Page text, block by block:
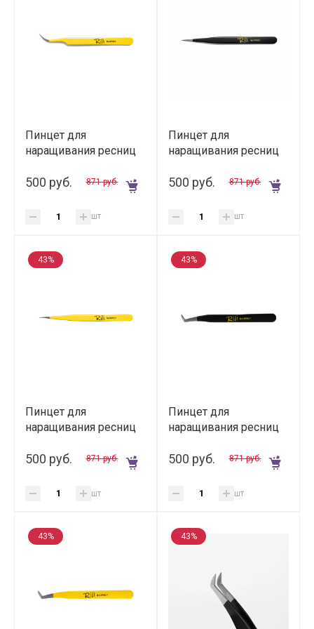
Пинцет для
наращивания ресниц
Line)
500 руб. 871 руб.
шт
Пинцет для
наращивания ресниц
500 руб. 871 руб.
шт
43%
Пинцет для
наращивания ресниц
Line)
500 руб. 871 руб.
шт
43%
Пинцет для
наращивания ресниц
сапожок" (Black Line)
500 руб. 871 руб.
шт
43% 43%